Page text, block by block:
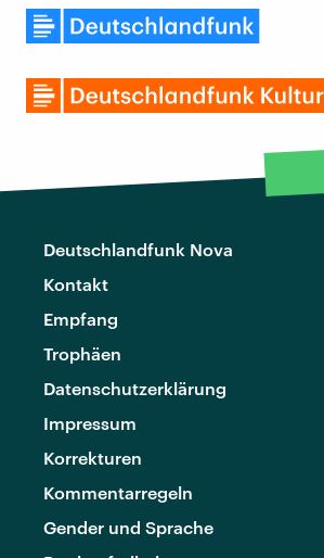
Deutschlandfunk Nova
Kontakt
Empfang
Trophäen
Datenschutzerklärung
Impressum
Korrekturen
Kommentarregeln
Gender und Sprache